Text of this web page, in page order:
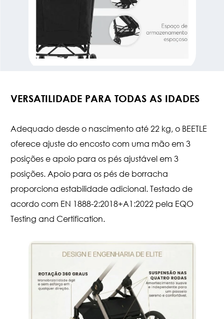
VERSATILIDADE PARA TODAS AS IDADES
Adequado desde o nascimento até 22 kg, o BEETLE
oferece ajuste do encosto com uma mão em 3
posições e apoio para os pés ajustável em 3
posições. Apoio para os pés de borracha
proporciona estabilidade adicional. Testado de
acordo com EN 1888-2:2018+A1:2022 pela EQO
Testing and Certification.